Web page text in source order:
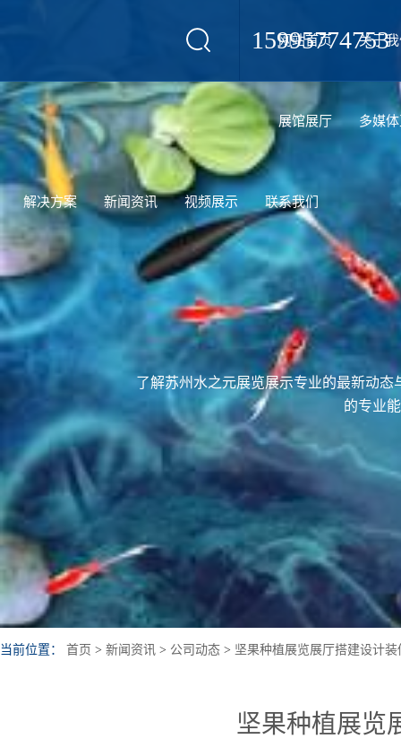
15995774753
网站首页 关于
展馆展厅 多媒
解决方案 新闻资讯 视频展示 联系我们
了解苏州水之元展览展示专业的最新动
的专业
当前位置： 首页 > 新闻资讯 > 公司动态 > 坚果种植展览展厅搭建设计装
坚果种植展览